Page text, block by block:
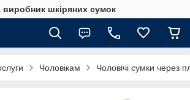
виробник шкіряних сумок
Чоловікам Чоловічі сумки через